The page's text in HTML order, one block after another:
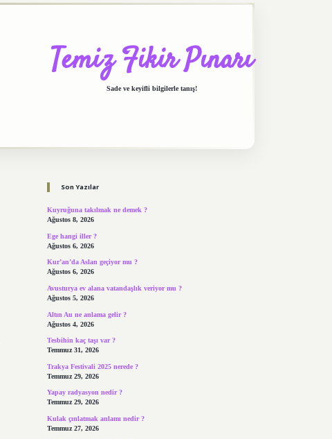
Temiz Fikir Pınarı
Sade ve keyifli bilgilerle tanış!
Son Yazılar
Kuyruğuna takılmak ne demek ?
Ağustos 8, 2026
Ege hangi iller ?
Ağustos 6, 2026
Kur’an’da Aslan geçiyor mu ?
Ağustos 6, 2026
Avusturya ev alana vatandaşlık veriyor mu ?
Ağustos 5, 2026
Altın Au ne anlama gelir ?
Ağustos 4, 2026
Tesbihin kaç taşı var ?
Temmuz 31, 2026
Trakya Festivali 2025 nerede ?
Temmuz 29, 2026
Yapay radyasyon nedir ?
Temmuz 29, 2026
Kulak çınlatmak anlamı nedir ?
Temmuz 27, 2026